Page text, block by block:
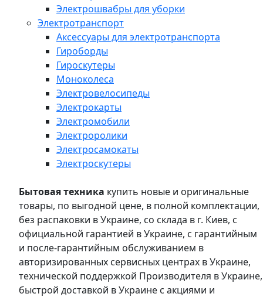
Электрошвабры для уборки
Электротранспорт
Аксессуары для электротранспорта
Гироборды
Гироскутеры
Моноколеса
Электровелосипеды
Электрокарты
Электромобили
Электроролики
Электросамокаты
Электроскутеры
Бытовая техника купить новые и оригинальные
товары, по выгодной цене, в полной комплектации,
без распаковки в Украине, со склада в г. Киев, с
официальной гарантией в Украине, с гарантийным
и после-гарантийным обслуживанием в
авторизированных сервисных центрах в Украине,
технической поддержкой Производителя в Украине,
быстрой доставкой в Украине с акциями и